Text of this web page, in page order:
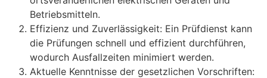
Betriebsmitteln.
Effizienz und Zuverlässigkeit: Ein Prüfdienst kann
die Prüfungen schnell und effizient durchführen,
wodurch Ausfallzeiten minimiert werden.
Aktuelle Kenntnisse der gesetzlichen Vorschriften: